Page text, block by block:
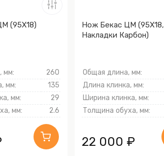
(95Х18)
мм:
260
мм:
135
мм:
29
мм:
2.6
Нож Бекас ЦМ (95Х18,
Накладки Карбон)
Общая длина, мм:
Длина клинка, мм:
Ширина клинка, мм:
Толщина обуха, мм:
22 000 ₽